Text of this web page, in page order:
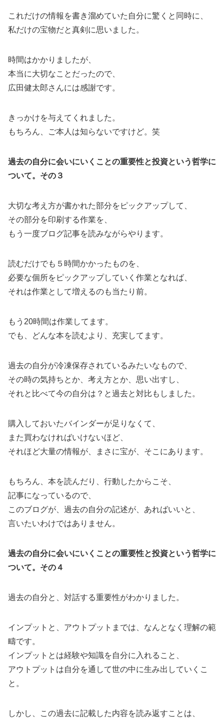
これだけの情報を書き溜めていた自分に驚くと同時に、
私だけの宝物だと真剣に思いました。
時間はかかりましたが、
本当に大切なことだったので、
広田健太郎さんには感謝です。
きっかけを与えてくれました。
もちろん、ご本人は知らないですけど。笑
過去の自分に会いにいくことの重要性と投資という哲学に
ついて。その３
大切な考え方が書かれた部分をピックアップして、
その部分を印刷する作業を、
もう一度ブログ記事を読みながらやります。
読むだけでも５時間かかったものを、
必要な個所をピックアップしていく作業となれば、
それは作業として増えるのも当たり前。
もう20時間は作業してます。
でも、どんな本を読むより、充実してます。
過去の自分が冷凍保存されているみたいなもので、
その時の気持ちとか、考え方とか、思い出すし、
それと比べて今の自分は？と過去と対比もしました。
購入しておいたバインダーが足りなくて、
また買わなければいけないほど、
それほど大量の情報が、まさに宝が、そこにあります。
もちろん、本を読んだり、行動したからこそ、
記事になっているので、
このブログが、過去の自分の記述が、あればいいと、
言いたいわけではありません。
過去の自分に会いにいくことの重要性と投資という哲学に
ついて。その４
過去の自分と、対話する重要性がわかりました。
インプットと、アウトプットまでは、なんとなく理解の範
疇です。
インプットとは経験や知識を自分に入れること、
アウトプットは自分を通して世の中に生み出していくこ
と。
しかし、この過去に記載した内容を読み返すことは、